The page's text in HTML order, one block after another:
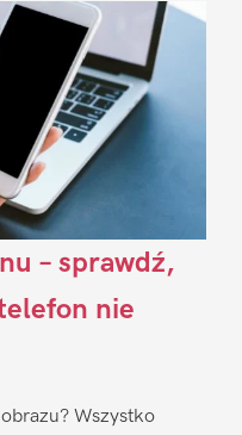
– sprawdź,
nie
Wszystko